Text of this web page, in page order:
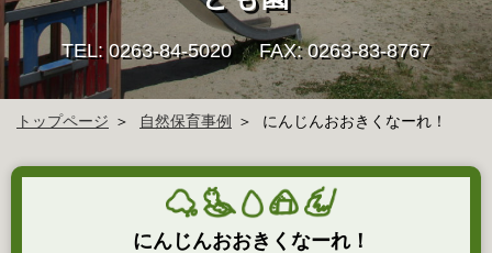
TEL: 0263-84-5020 FAX: 0263-83-8767
トップページ 自然保育事例 にんじんおおきくなーれ！
にんじんおおきくなーれ！